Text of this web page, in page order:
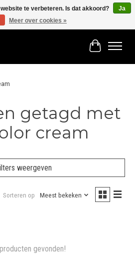
Winkelwagen
getagd met
cream
weergeven
Sorteren op Meest bekeken
gevonden!
te verbeteren. Is dat akkoord?
Ja
Meer over cookies »